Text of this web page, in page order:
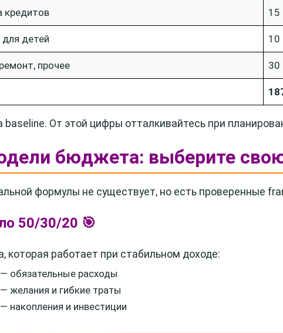
кредитов 15
для детей 10
прочее 30
baseline. От этой цифры отталкивайтесь при
бюджета: выберите
формулы не существует, но есть проверенные
50/30/20 🎯
которая работает при стабильном доходе:
— обязательные расходы
— желания и гибкие траты
— накопления и инвестиции